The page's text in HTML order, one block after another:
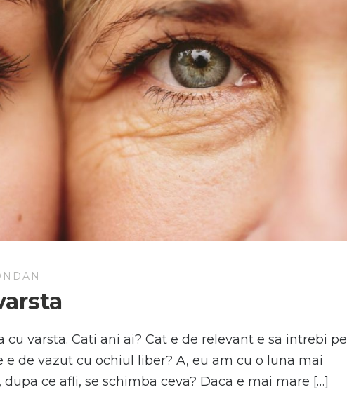
cu varsta. Cati ani ai? Cat e de relevant e sa intrebi pe
e de vazut cu ochiul liber? A, eu am cu o luna mai
ce afli, se schimba ceva? Daca e mai mare […]